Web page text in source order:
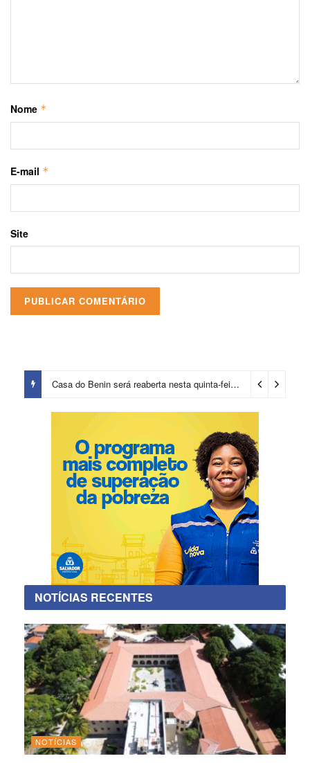
Nome *
E-mail *
Site
Casa do Benin será reaberta nesta quinta-feira (6) 2 dias ago
NOTÍCIAS RECENTES
NOTÍCIAS